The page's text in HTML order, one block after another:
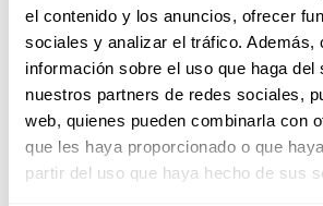
el contenido y los anuncios, ofrecer
sociales y analizar el tráfico. Además,
información sobre el uso que haga del
nuestros partners de redes sociales,
web, quienes pueden combinarla con
que les haya proporcionado o que
partir del uso que haya hecho de sus
El arte de
Un empleado mal
cuesta entre uno y 15
salario.